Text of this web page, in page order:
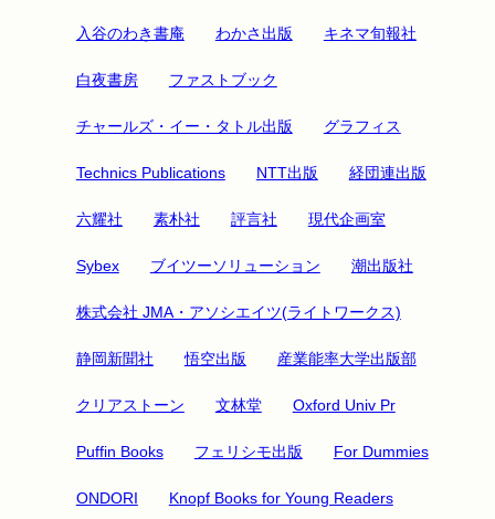
入谷のわき書庵 わかさ出版 キネマ旬報社
白夜書房 ファストブック
チャールズ・イー・タトル出版 グラフィス
Technics Publications NTT出版 経団連出版
六耀社 素朴社 評言社 現代企画室
Sybex ブイツーソリューション 潮出版社
株式会社 JMA・アソシエイツ(ライトワークス)
静岡新聞社 悟空出版 産業能率大学出版部
クリアストーン 文林堂 Oxford Univ Pr
Puffin Books フェリシモ出版 For Dummies
ONDORI Knopf Books for Young Readers